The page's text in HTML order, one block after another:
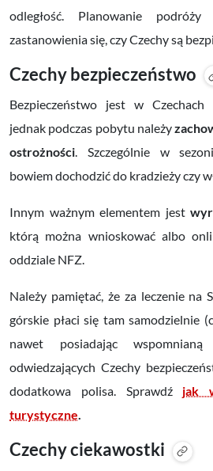
odległość. Planowanie
zastanowienia się, czy Czechy są
Czechy bezpieczeństwo
Bezpieczeństwo jest w
jednak podczas pobytu należy
ostrożności. Szczególnie w
bowiem dochodzić do kradzieży czy
Innym ważnym elementem jest
którą można wnioskować albo
oddziale NFZ.
Należy pamiętać, że za leczenie na
górskie płaci się tam samodzielnie
nawet posiadając
odwiedzających Czechy
dodatkowa polisa. Sprawdź jak
turystyczne.
Czechy ciekawostki